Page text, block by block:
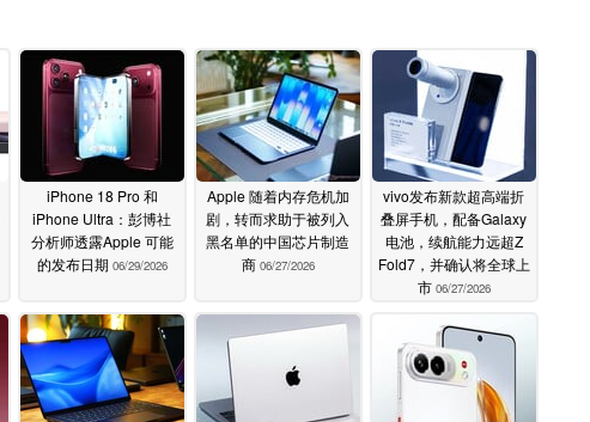
iPhone 18 Pro 和
iPhone Ultra：彭博社
分析师透露Apple 可能
的发布日期 06/29/2026
Apple 随着内存危机加
剧，转而求助于被列入
黑名单的中国芯片制造
商 06/27/2026
vivo发布新款超高端折
叠屏手机，配备Galaxy
电池，续航能力远超Z
Fold7，并确认将全球上
市 06/27/2026